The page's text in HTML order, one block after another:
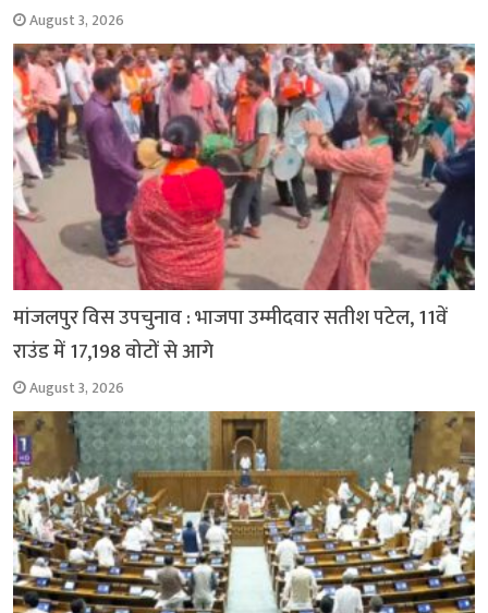
August 3, 2026
मांजलपुर विस उपचुनाव : भाजपा उम्मीदवार सतीश पटेल, 11वें
राउंड में 17,198 वोटों से आगे
August 3, 2026